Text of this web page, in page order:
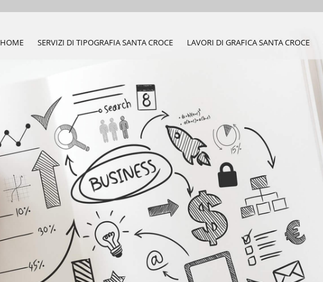
HOME SERVIZI DI TIPOGRAFIA SANTA CROCE LAVORI DI GRAFICA SANTA CROCE